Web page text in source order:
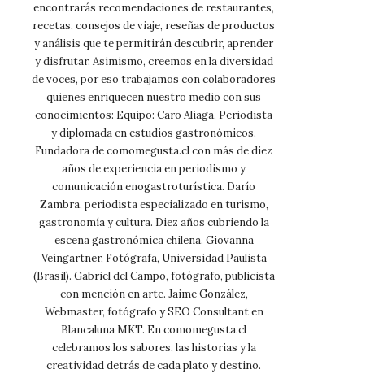
encontrarás recomendaciones de restaurantes,
recetas, consejos de viaje, reseñas de productos
y análisis que te permitirán descubrir, aprender
y disfrutar. Asimismo, creemos en la diversidad
de voces, por eso trabajamos con colaboradores
quienes enriquecen nuestro medio con sus
conocimientos: Equipo: Caro Aliaga, Periodista
y diplomada en estudios gastronómicos.
Fundadora de comomegusta.cl con más de diez
años de experiencia en periodismo y
comunicación enogastroturística. Darío
Zambra, periodista especializado en turismo,
gastronomía y cultura. Diez años cubriendo la
escena gastronómica chilena. Giovanna
Veingartner, Fotógrafa, Universidad Paulista
(Brasil). Gabriel del Campo, fotógrafo, publicista
con mención en arte. Jaime González,
Webmaster, fotógrafo y SEO Consultant en
Blancaluna MKT. En comomegusta.cl
celebramos los sabores, las historias y la
creatividad detrás de cada plato y destino.